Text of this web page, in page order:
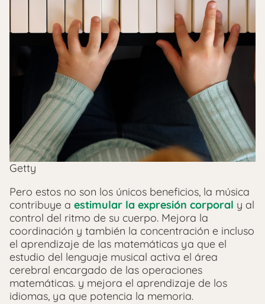
Getty
Pero estos no son los únicos beneficios, la música
contribuye a estimular la expresión corporal y al
control del ritmo de su cuerpo. Mejora la
coordinación y también la concentración e incluso
el aprendizaje de las matemáticas ya que el
estudio del lenguaje musical activa el área
cerebral encargado de las operaciones
matemáticas. y mejora el aprendizaje de los
idiomas, ya que potencia la memoria.